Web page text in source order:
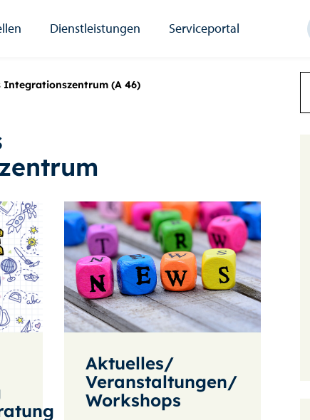
Dienstleistungen Serviceportal
Integrationszentrum (A 46)
Aktuelles/
Veranstaltungen/
Workshops